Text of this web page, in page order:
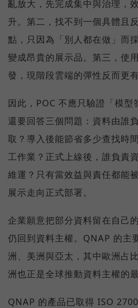
亂放大，先完成集中與治理，
升。第二，找不到一個具體且
點，只因為「別人都在做」而
變成昂貴的展示品。第三，使
發，現階段雲端的彈性反而更有
因此，POC 不應只驗證「模型
還要回答三個問題：資料由誰
取？導入後能節省多少查找時
工作業？正式上線後，誰負責
維運？只有當效益與責任都能
展示走向正式部署。
企業願意把部分資料留在自己
仍回到資料主權。QNAP 的主
洲、美洲與亞太，其中歐洲占
洲也正是全球推動資料主權的最
QNAP 的產品已取得 ISO